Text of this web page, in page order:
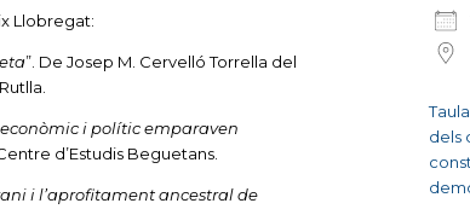
Llobregat:
”. De Josep M. Cervelló Torrella del
i polític emparaven
d’Estudis Beguetans.
i l’aprofitament ancestral de
dels